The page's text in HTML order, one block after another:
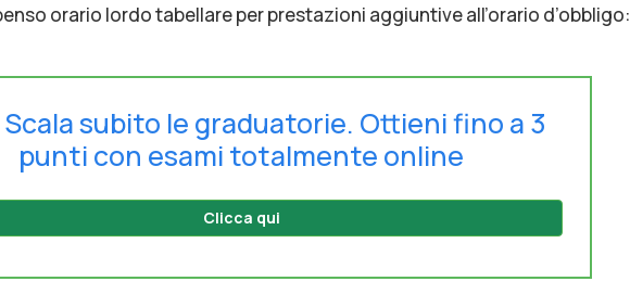
orario lordo tabellare per prestazioni aggiuntive all’orario d’obbligo:
Scala subito le graduatorie. Ottieni fino a 3
punti con esami totalmente online
Clicca qui